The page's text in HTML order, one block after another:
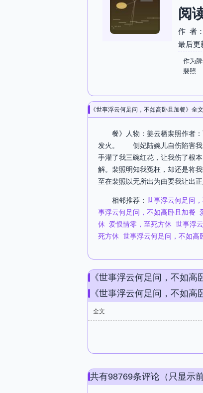
阅
作 者
最后更
作为
裴照
《世事浮云何足问，不如高卧且加餐》全文
餐》人物：姜云栖裴照作者
发火。 侧妃陆婉儿自伤陷害我
手灌了我三碗红花，让我伤了
解。裴照明知我冤枉，却还是将
至在裴照以无所出为由要我让出
相邻推荐： 世事浮云何足问
事浮云何足问，不如高卧且加餐
休 爱恨情零，至死方休 世事浮
死方休 世事浮云何足问，不如高
《世事浮云何足问，不如
《世事浮云何足问，不如高
全文
共有98769条评论（只显示前